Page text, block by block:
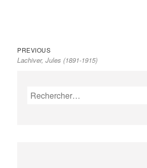
Navigation
de
PREVIOUSPrevious
post:
Lachiver, Jules (1891-1915)
Rechercher :